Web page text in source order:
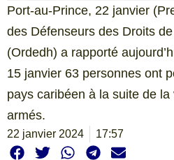
Port-au-Prince, 22 janvier
des Défenseurs des Droits de
(Ordedh) a rapporté
15 janvier 63 personnes ont
pays caribéen à la suite de
armés.
22 janvier 2024 17:57